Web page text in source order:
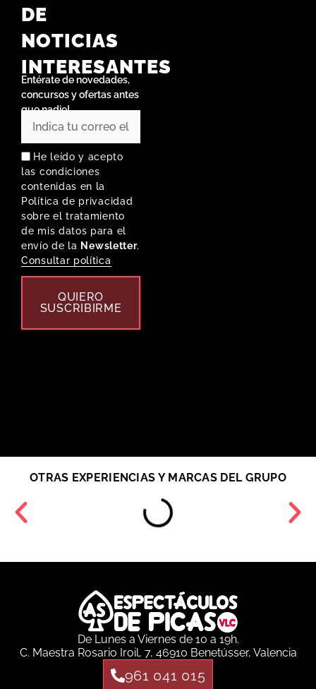
DE
NOTICIAS
INTERESANTES
Entérate de novedades,
concursos y ofertas antes
que nadie!
He leído y acepto
las condiciones
contenidas en la
Política de privacidad
sobre el tratamiento
de mis datos para el
envío de la Newsletter.
Consultar política
QUIERO
SUSCRIBIRME
OTRAS EXPERIENCIAS Y MARCAS DEL GRUPO
De Lunes a Viernes de 10 a 19h.
C. Maestra Rosario Iroil, 7, 46910 Benetússer, Valencia
961 041 015